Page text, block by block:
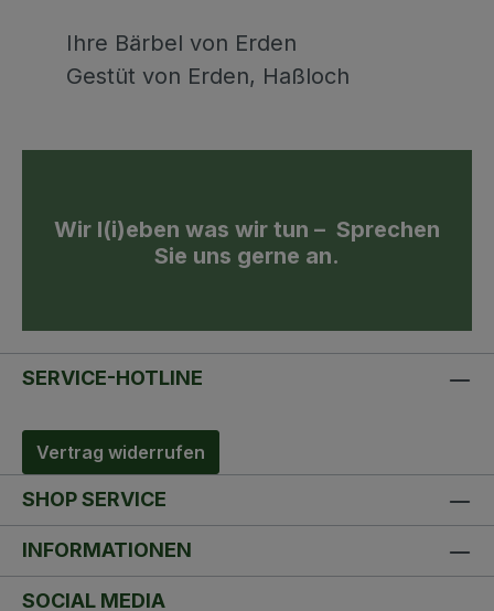
Ihre Bärbel von Erden
Gestüt von Erden, Haßloch
Wir l(i)eben was wir tun – Sprechen
Sie uns gerne an.
SERVICE-HOTLINE
Vertrag widerrufen
SHOP SERVICE
INFORMATIONEN
SOCIAL MEDIA